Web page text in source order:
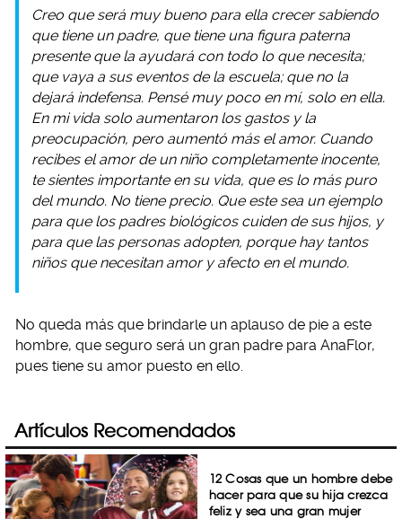
Creo que será muy bueno para ella crecer sabiendo
que tiene un padre, que tiene una figura paterna
presente que la ayudará con todo lo que necesita;
que vaya a sus eventos de la escuela; que no la
dejará indefensa. Pensé muy poco en mí, solo en ella.
En mi vida solo aumentaron los gastos y la
preocupación, pero aumentó más el amor. Cuando
recibes el amor de un niño completamente inocente,
te sientes importante en su vida, que es lo más puro
del mundo. No tiene precio. Que este sea un ejemplo
para que los padres biológicos cuiden de sus hijos, y
para que las personas adopten, porque hay tantos
niños que necesitan amor y afecto en el mundo.
No queda más que brindarle un aplauso de pie a este
hombre, que seguro será un gran padre para AnaFlor,
pues tiene su amor puesto en ello.
Artículos Recomendados
12 Cosas que un hombre debe
hacer para que su hija crezca
feliz y sea una gran mujer